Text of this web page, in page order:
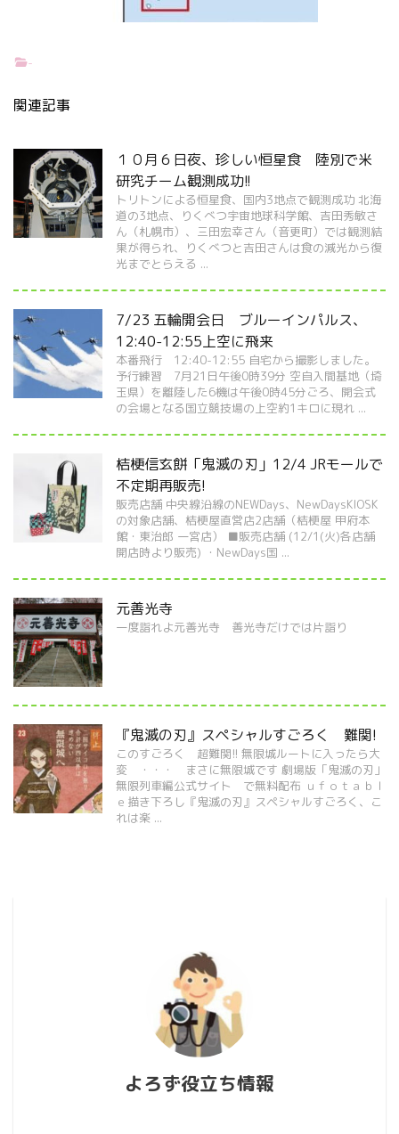
-
関連記事
１０月６日夜、珍しい恒星食 陸別で米
研究チーム観測成功!!
トリトンによる恒星食、国内3地点で観測成功 北海
道の3地点、りくべつ宇宙地球科学館、吉田秀敏さ
ん（札幌市）、三田宏幸さん（音更町）では観測結
果が得られ、りくべつと吉田さんは食の減光から復
光までとらえる ...
7/23 五輪開会日 ブルーインパルス、
12:40-12:55上空に飛来
本番飛行 12:40-12:55 自宅から撮影しました。
予行練習 7月21日午後0時39分 空自入間基地（埼
玉県）を離陸した6機は午後0時45分ごろ、開会式
の会場となる国立競技場の上空約1キロに現れ ...
桔梗信玄餅「鬼滅の刃」12/4 JRモールで
不定期再販売!
販売店舗 中央線沿線のNEWDays、NewDaysKIOSK
の対象店舗、桔梗屋直営店2店舗（桔梗屋 甲府本
館・東治郎 一宮店） ■販売店舗 (12/1(火)各店舗
開店時より販売) ・NewDays国 ...
元善光寺
一度詣れよ元善光寺 善光寺だけでは片詣り
『鬼滅の刃』スペシャルすごろく 難関!
このすごろく 超難関!! 無限城ルートに入ったら大
変 ・・・ まさに無限城です 劇場版「鬼滅の刃」
無限列車編公式サイト で無料配布 ｕｆｏｔａｂｌ
ｅ描き下ろし『鬼滅の刃』スペシャルすごろく、こ
れは楽 ...
よろず役立ち情報